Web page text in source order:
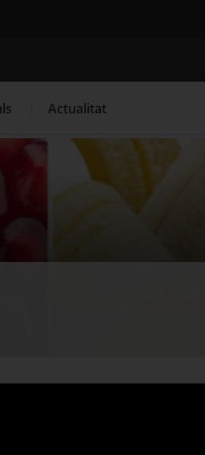
La baixa mèdica
Actualitat